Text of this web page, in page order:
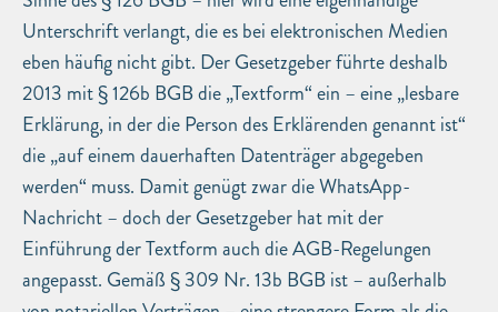
Unterschrift verlangt, die es bei elektronischen Medien
eben häufig nicht gibt. Der Gesetzgeber führte deshalb
2013 mit § 126b BGB die „Textform“ ein – eine „lesbare
Erklärung, in der die Person des Erklärenden genannt ist“
die „auf einem dauerhaften Datenträger abgegeben
werden“ muss. Damit genügt zwar die WhatsApp-
Nachricht – doch der Gesetzgeber hat mit der
Einführung der Textform auch die AGB-Regelungen
angepasst. Gemäß § 309 Nr. 13b BGB ist – außerhalb